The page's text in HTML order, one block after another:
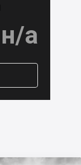
н/а